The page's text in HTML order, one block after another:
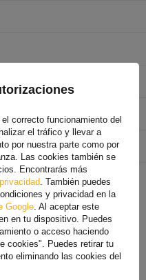
Polska Sp. z o. o. más
correcto funcionamiento del
el tráfico y llevar a
por nuestra parte como por
Las cookies también se
Encontrarás más
. También puedes
y privacidad en la
Google . Al aceptar este
en tu dispositivo. Puedes
o acceso haciendo
cookies". Puedes retirar tu
eliminando las cookies del